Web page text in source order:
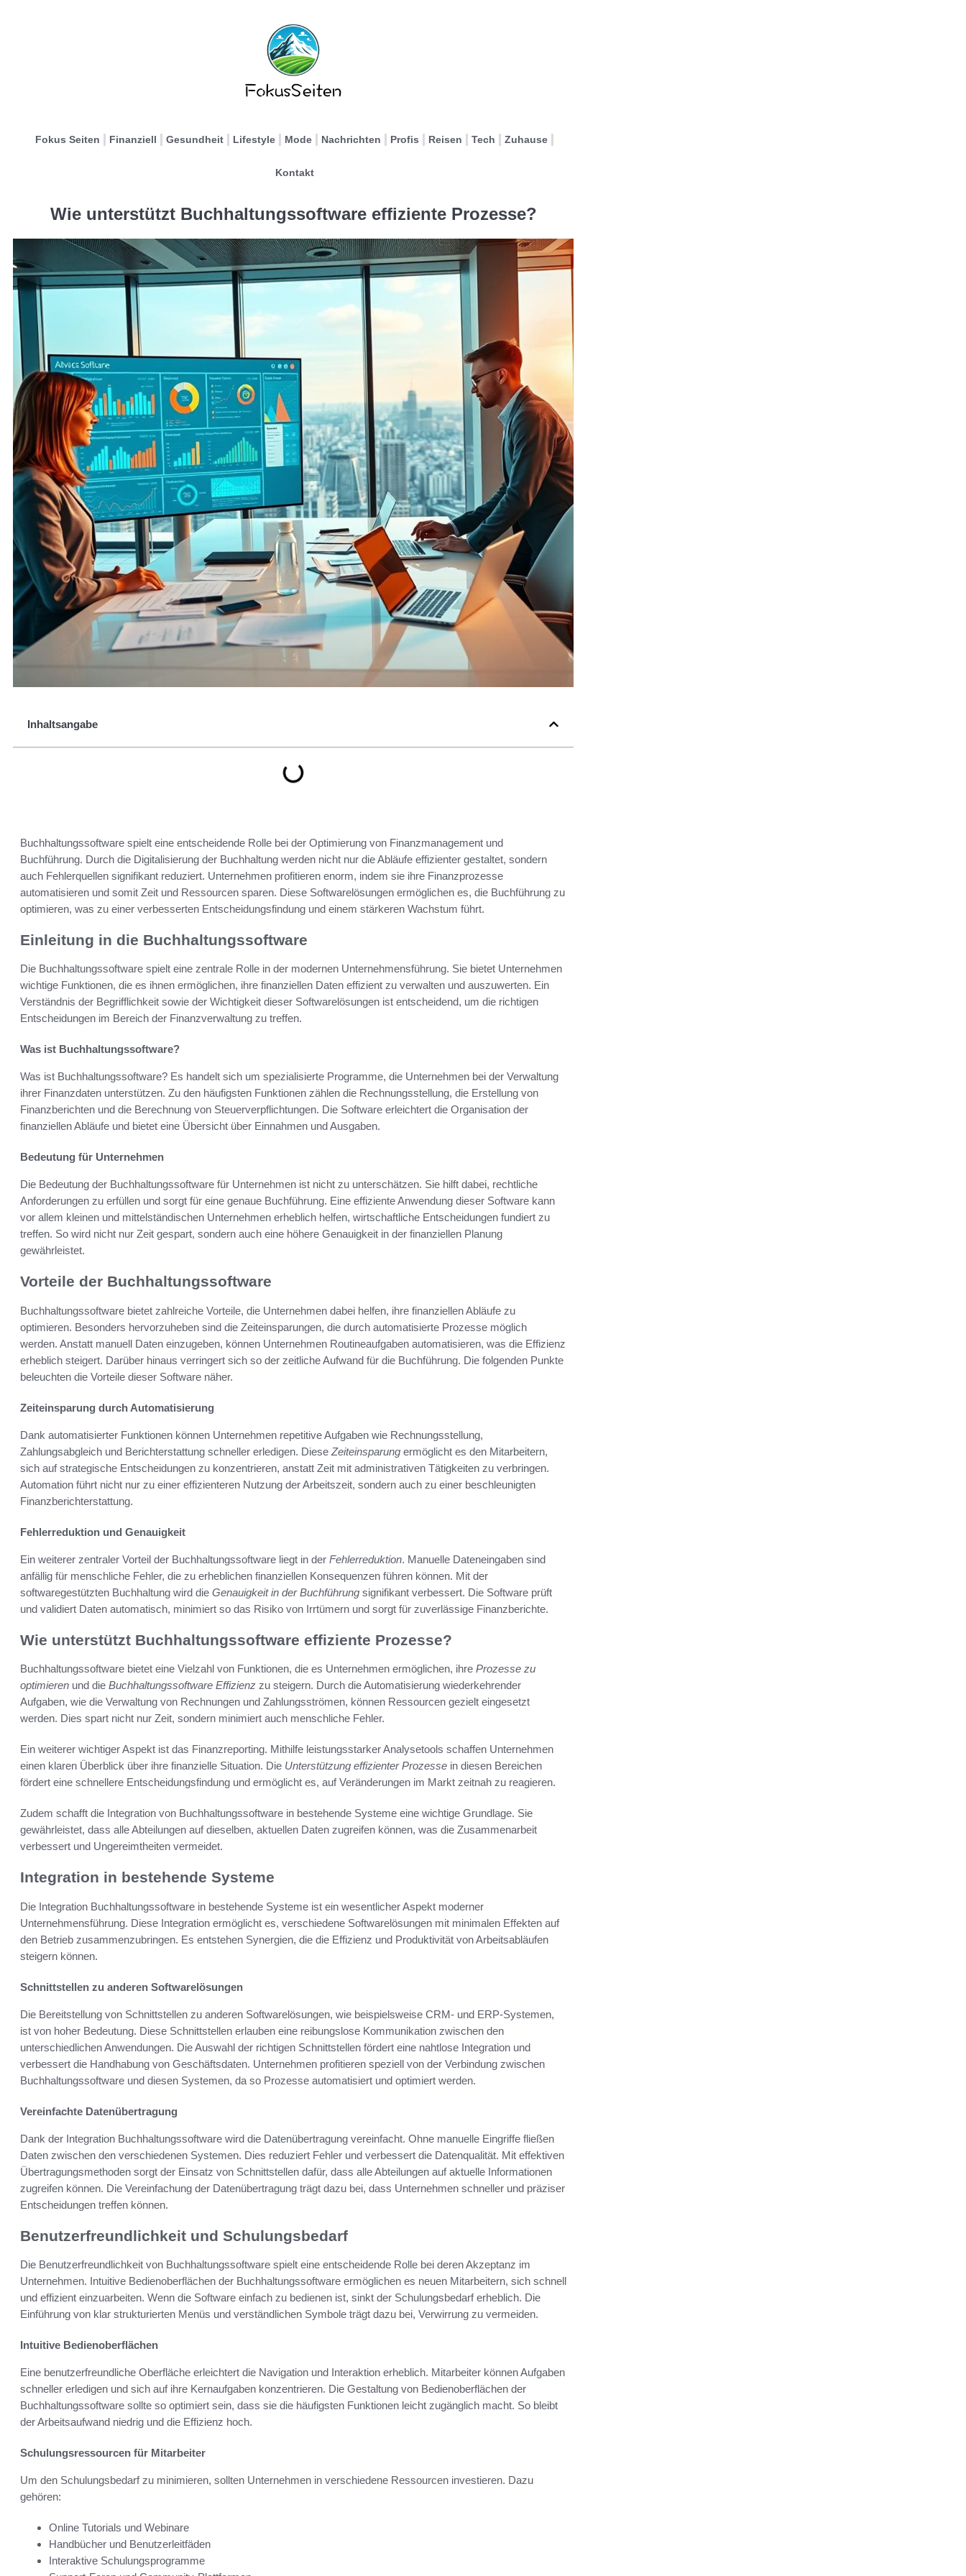
Fokus Seiten Finanziell Gesundheit Lifestyle Mode Nachrichten Profis Reisen Tech Zuhause
Kontakt
Wie unterstützt Buchhaltungssoftware effiziente Prozesse?
Inhaltsangabe
Buchhaltungssoftware spielt eine entscheidende Rolle bei der Optimierung von Finanzmanagement und
Buchführung. Durch die Digitalisierung der Buchhaltung werden nicht nur die Abläufe effizienter gestaltet, sondern
auch Fehlerquellen signifikant reduziert. Unternehmen profitieren enorm, indem sie ihre Finanzprozesse
automatisieren und somit Zeit und Ressourcen sparen. Diese Softwarelösungen ermöglichen es, die Buchführung zu
optimieren, was zu einer verbesserten Entscheidungsfindung und einem stärkeren Wachstum führt.
Einleitung in die Buchhaltungssoftware
Die Buchhaltungssoftware spielt eine zentrale Rolle in der modernen Unternehmensführung. Sie bietet Unternehmen
wichtige Funktionen, die es ihnen ermöglichen, ihre finanziellen Daten effizient zu verwalten und auszuwerten. Ein
Verständnis der Begrifflichkeit sowie der Wichtigkeit dieser Softwarelösungen ist entscheidend, um die richtigen
Entscheidungen im Bereich der Finanzverwaltung zu treffen.
Was ist Buchhaltungssoftware?
Was ist Buchhaltungssoftware? Es handelt sich um spezialisierte Programme, die Unternehmen bei der Verwaltung
ihrer Finanzdaten unterstützen. Zu den häufigsten Funktionen zählen die Rechnungsstellung, die Erstellung von
Finanzberichten und die Berechnung von Steuerverpflichtungen. Die Software erleichtert die Organisation der
finanziellen Abläufe und bietet eine Übersicht über Einnahmen und Ausgaben.
Bedeutung für Unternehmen
Die Bedeutung der Buchhaltungssoftware für Unternehmen ist nicht zu unterschätzen. Sie hilft dabei, rechtliche
Anforderungen zu erfüllen und sorgt für eine genaue Buchführung. Eine effiziente Anwendung dieser Software kann
vor allem kleinen und mittelständischen Unternehmen erheblich helfen, wirtschaftliche Entscheidungen fundiert zu
treffen. So wird nicht nur Zeit gespart, sondern auch eine höhere Genauigkeit in der finanziellen Planung
gewährleistet.
Vorteile der Buchhaltungssoftware
Buchhaltungssoftware bietet zahlreiche Vorteile, die Unternehmen dabei helfen, ihre finanziellen Abläufe zu
optimieren. Besonders hervorzuheben sind die Zeiteinsparungen, die durch automatisierte Prozesse möglich
werden. Anstatt manuell Daten einzugeben, können Unternehmen Routineaufgaben automatisieren, was die Effizienz
erheblich steigert. Darüber hinaus verringert sich so der zeitliche Aufwand für die Buchführung. Die folgenden Punkte
beleuchten die Vorteile dieser Software näher.
Zeiteinsparung durch Automatisierung
Dank automatisierter Funktionen können Unternehmen repetitive Aufgaben wie Rechnungsstellung,
Zahlungsabgleich und Berichterstattung schneller erledigen. Diese Zeiteinsparung ermöglicht es den Mitarbeitern,
sich auf strategische Entscheidungen zu konzentrieren, anstatt Zeit mit administrativen Tätigkeiten zu verbringen.
Automation führt nicht nur zu einer effizienteren Nutzung der Arbeitszeit, sondern auch zu einer beschleunigten
Finanzberichterstattung.
Fehlerreduktion und Genauigkeit
Ein weiterer zentraler Vorteil der Buchhaltungssoftware liegt in der Fehlerreduktion. Manuelle Dateneingaben sind
anfällig für menschliche Fehler, die zu erheblichen finanziellen Konsequenzen führen können. Mit der
softwaregestützten Buchhaltung wird die Genauigkeit in der Buchführung signifikant verbessert. Die Software prüft
und validiert Daten automatisch, minimiert so das Risiko von Irrtümern und sorgt für zuverlässige Finanzberichte.
Wie unterstützt Buchhaltungssoftware effiziente Prozesse?
Buchhaltungssoftware bietet eine Vielzahl von Funktionen, die es Unternehmen ermöglichen, ihre Prozesse zu
optimieren und die Buchhaltungssoftware Effizienz zu steigern. Durch die Automatisierung wiederkehrender
Aufgaben, wie die Verwaltung von Rechnungen und Zahlungsströmen, können Ressourcen gezielt eingesetzt
werden. Dies spart nicht nur Zeit, sondern minimiert auch menschliche Fehler.
Ein weiterer wichtiger Aspekt ist das Finanzreporting. Mithilfe leistungsstarker Analysetools schaffen Unternehmen
einen klaren Überblick über ihre finanzielle Situation. Die Unterstützung effizienter Prozesse in diesen Bereichen
fördert eine schnellere Entscheidungsfindung und ermöglicht es, auf Veränderungen im Markt zeitnah zu reagieren.
Zudem schafft die Integration von Buchhaltungssoftware in bestehende Systeme eine wichtige Grundlage. Sie
gewährleistet, dass alle Abteilungen auf dieselben, aktuellen Daten zugreifen können, was die Zusammenarbeit
verbessert und Ungereimtheiten vermeidet.
Integration in bestehende Systeme
Die Integration Buchhaltungssoftware in bestehende Systeme ist ein wesentlicher Aspekt moderner
Unternehmensführung. Diese Integration ermöglicht es, verschiedene Softwarelösungen mit minimalen Effekten auf
den Betrieb zusammenzubringen. Es entstehen Synergien, die die Effizienz und Produktivität von Arbeitsabläufen
steigern können.
Schnittstellen zu anderen Softwarelösungen
Die Bereitstellung von Schnittstellen zu anderen Softwarelösungen, wie beispielsweise CRM- und ERP-Systemen,
ist von hoher Bedeutung. Diese Schnittstellen erlauben eine reibungslose Kommunikation zwischen den
unterschiedlichen Anwendungen. Die Auswahl der richtigen Schnittstellen fördert eine nahtlose Integration und
verbessert die Handhabung von Geschäftsdaten. Unternehmen profitieren speziell von der Verbindung zwischen
Buchhaltungssoftware und diesen Systemen, da so Prozesse automatisiert und optimiert werden.
Vereinfachte Datenübertragung
Dank der Integration Buchhaltungssoftware wird die Datenübertragung vereinfacht. Ohne manuelle Eingriffe fließen
Daten zwischen den verschiedenen Systemen. Dies reduziert Fehler und verbessert die Datenqualität. Mit effektiven
Übertragungsmethoden sorgt der Einsatz von Schnittstellen dafür, dass alle Abteilungen auf aktuelle Informationen
zugreifen können. Die Vereinfachung der Datenübertragung trägt dazu bei, dass Unternehmen schneller und präziser
Entscheidungen treffen können.
Benutzerfreundlichkeit und Schulungsbedarf
Die Benutzerfreundlichkeit von Buchhaltungssoftware spielt eine entscheidende Rolle bei deren Akzeptanz im
Unternehmen. Intuitive Bedienoberflächen der Buchhaltungssoftware ermöglichen es neuen Mitarbeitern, sich schnell
und effizient einzuarbeiten. Wenn die Software einfach zu bedienen ist, sinkt der Schulungsbedarf erheblich. Die
Einführung von klar strukturierten Menüs und verständlichen Symbole trägt dazu bei, Verwirrung zu vermeiden.
Intuitive Bedienoberflächen
Eine benutzerfreundliche Oberfläche erleichtert die Navigation und Interaktion erheblich. Mitarbeiter können Aufgaben
schneller erledigen und sich auf ihre Kernaufgaben konzentrieren. Die Gestaltung von Bedienoberflächen der
Buchhaltungssoftware sollte so optimiert sein, dass sie die häufigsten Funktionen leicht zugänglich macht. So bleibt
der Arbeitsaufwand niedrig und die Effizienz hoch.
Schulungsressourcen für Mitarbeiter
Um den Schulungsbedarf zu minimieren, sollten Unternehmen in verschiedene Ressourcen investieren. Dazu
gehören:
Online Tutorials und Webinare
Handbücher und Benutzerleitfäden
Interaktive Schulungsprogramme